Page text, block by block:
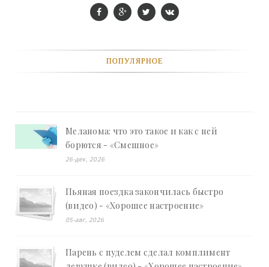
ПОПУЛЯРНОЕ
Меланома: что это такое и как с ней
борются - «Смешное»
26-дек, 2026
Пьяная поездка закончилась быстро
(видео) - «Хорошее настроение»
05-авг, 2026
Парень с пуделем сделал комплимент